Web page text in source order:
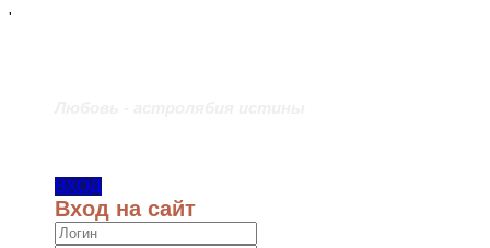
'
ВХОД
Вход на сайт